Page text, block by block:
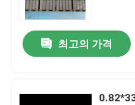
제품 소개
보호 논문에 바닥을 깔기
일시적 바닥 보호 명부
최고의 가격